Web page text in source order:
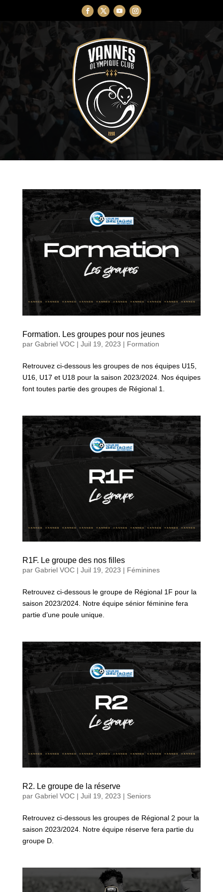
Formation. Les groupes pour nos jeunes
par Gabriel VOC| Juil 19, 2023 | Formation
Retrouvez ci-dessous les groupes de nos équipes U15,
U16, U17 et U18 pour la saison 2023/2024. Nos équipes
font toutes partie des groupes de Régional 1.
R1F. Le groupe des nos filles
par Gabriel VOC| Juil 19, 2023 | Féminines
Retrouvez ci-dessous le groupe de Régional 1F pour la
saison 2023/2024. Notre équipe sénior féminine fera
partie d’une poule unique.
R2. Le groupe de la réserve
par Gabriel VOC| Juil 19, 2023 | Seniors
Retrouvez ci-dessous les groupes de Régional 2 pour la
saison 2023/2024. Notre équipe réserve fera partie du
groupe D.